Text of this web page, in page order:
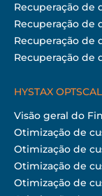
Recuperação de
Recuperação de
Recuperação de
Recuperação de
HYSTAX
Visão geral do
Otimização de
Otimização de
Otimização de
Otimização de